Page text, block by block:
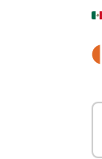
Pasar A